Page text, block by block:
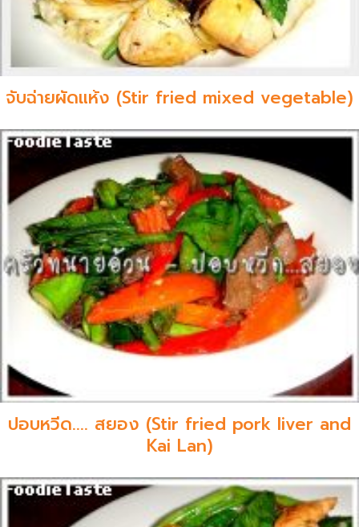
จับฉ่ายผัดแห้ง (Stir fried mixed vegetable)
ปอบหวีด.... สยอง (Stir fried pork liver and
Kai Lan)